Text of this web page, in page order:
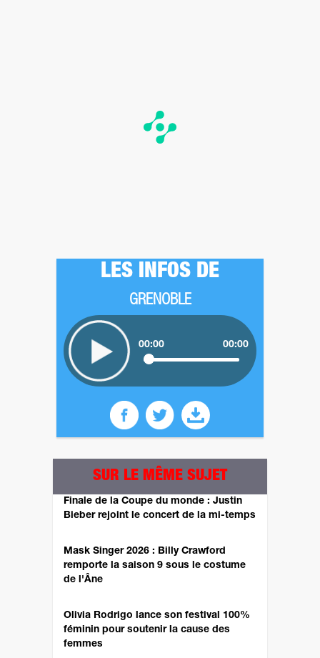
LES INFOS DE
GRENOBLE
00:00 00:00
SUR LE MÊME SUJET
Finale de la Coupe du monde : Justin
Bieber rejoint le concert de la mi-temps
Mask Singer 2026 : Billy Crawford
remporte la saison 9 sous le costume
de l'Âne
Olivia Rodrigo lance son festival 100%
féminin pour soutenir la cause des
femmes